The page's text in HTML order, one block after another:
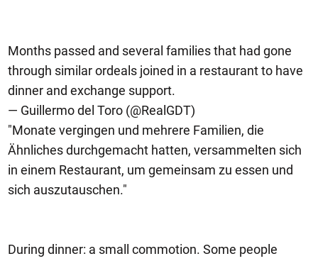
Months passed and several families that had gone
through similar ordeals joined in a restaurant to have
dinner and exchange support.
— Guillermo del Toro (@RealGDT)
"Monate vergingen und mehrere Familien, die
Ähnliches durchgemacht hatten, versammelten sich
in einem Restaurant, um gemeinsam zu essen und
sich auszutauschen."
During dinner: a small commotion. Some people